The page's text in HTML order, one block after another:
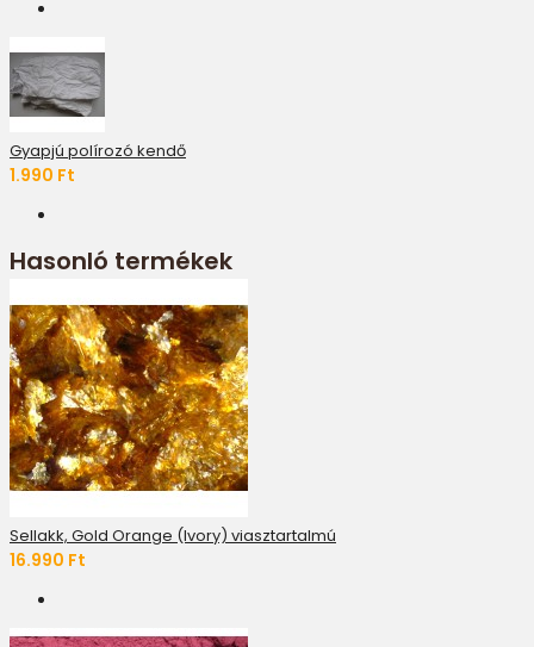
Gyapjú polírozó kendő
1.990 Ft
Hasonló termékek
Sellakk, Gold Orange (Ivory) viasztartalmú
16.990 Ft